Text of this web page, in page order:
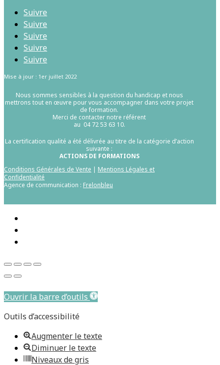
Suivre
Suivre
Suivre
Suivre
Suivre
Mise à jour : 1er juillet 2022
Nous sommes sensibles à la question du handicap et nous
mettrons tout en œuvre pour vous accompagner dans votre projet
de formation.
Merci de contacter notre référent
au 04 72 53 63 10.
La certification qualité a été délivrée au titre de la catégorie d’action
suivante :
ACTIONS DE FORMATIONS
Conditions Générales de Vente | Mentions Légales et
Confidentialité
Agence de communication : Frelonbleu
Ouvrir la barre d’outils
Outils d’accessibilité
Augmenter le texte
Diminuer le texte
Niveaux de gris